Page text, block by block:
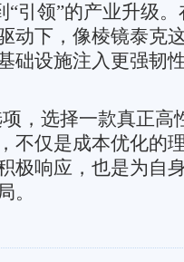
“引领”的产业升级
动下，像棱镜泰克
础设施注入更强韧
，选择一款真正高
不仅是成本优化的
极响应，也是为自
。